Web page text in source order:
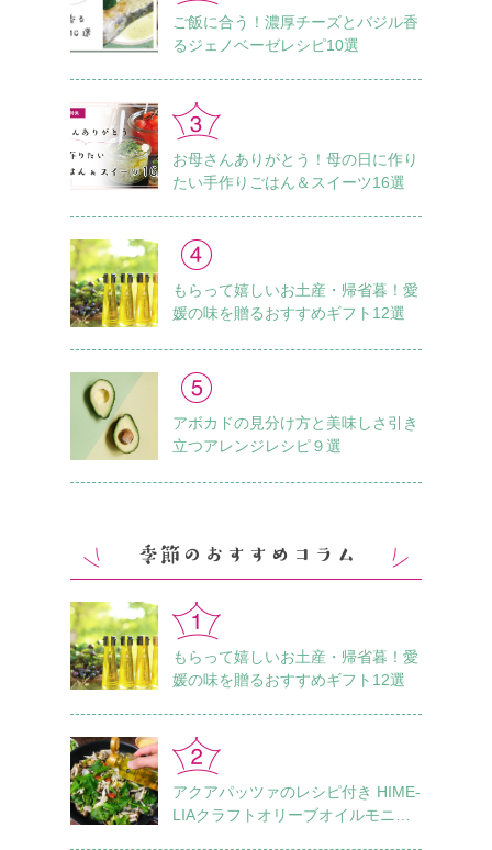
ご飯に合う！濃厚チーズとバジル香
るジェノベーゼレシピ10選
お母さんありがとう！母の日に作り
たい手作りごはん＆スイーツ16選
もらって嬉しいお土産・帰省暮！愛
媛の味を贈るおすすめギフト12選
アボカドの見分け方と美味しさ引き
立つアレンジレシピ９選
もらって嬉しいお土産・帰省暮！愛
媛の味を贈るおすすめギフト12選
アクアパッツァのレシピ付き HIME-
LIAクラフトオリーブオイルモニタ